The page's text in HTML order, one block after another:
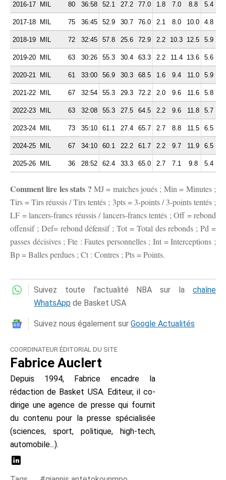
2016-17 MIL 80 36:58 52.1 27.2 77.0 1.8 7.0 8.8 5.4
2017-18 MIL 75 36:45 52.9 30.7 76.0 2.1 8.0 10.0 4.8
2018-19 MIL 72 32:45 57.8 25.6 72.9 2.2 10.3 12.5 5.9
2019-20 MIL 63 30:26 55.3 30.4 63.3 2.2 11.4 13.6 5.6
2020-21 MIL 61 33:00 56.9 30.3 68.5 1.6 9.4 11.0 5.9
2021-22 MIL 67 32:54 55.3 29.3 72.2 2.0 9.6 11.6 5.8
2022-23 MIL 63 32:08 55.3 27.5 64.5 2.2 9.6 11.8 5.7
2023-24 MIL 73 35:10 61.1 27.4 65.7 2.7 8.8 11.5 6.5
2024-25 MIL 67 34:10 60.1 22.2 61.7 2.2 9.7 11.9 6.5
2025-26 MIL 36 28:52 62.4 33.3 65.0 2.7 7.1 9.8 5.4
Comment lire les stats ? MJ = matches joués ; Min = Minutes ;
Tirs = Tirs réussis / Tirs tentés ; 3pts = 3-points / 3-points tentés ;
LF = lancers-francs réussis / lancers-francs tentés ; Off = rebond
offensif ; Def= rebond défensif ; Tot = Total des rebonds ; Pd =
passes décisives ; Fte : Fautes personnelles ; Int = Interceptions ;
Bp = Balles perdues ; Ct : Contres ; Pts = Points.
Suivez toute l'actualité NBA sur la chaîne
WhatsApp de Basket USA
Suivez nous également sur Google Actualités
COORDINATEUR ÉDITORIAL DU SITE
Fabrice Auclert
Depuis 1994, Fabrice encadre la
rédaction de Basket USA. Editeur, il co-
dirige une agence de presse qui fournit
du contenu pour la presse spécialisée
(sciences, sport, politique, high-tech,
automobile...).